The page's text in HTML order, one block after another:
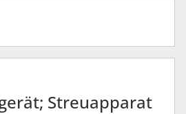
Streuapparat